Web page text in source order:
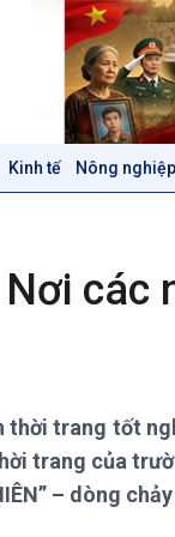
Kinh tế Nông
& Công nghệ
Nơi
trang tốt
trang của
– dòng